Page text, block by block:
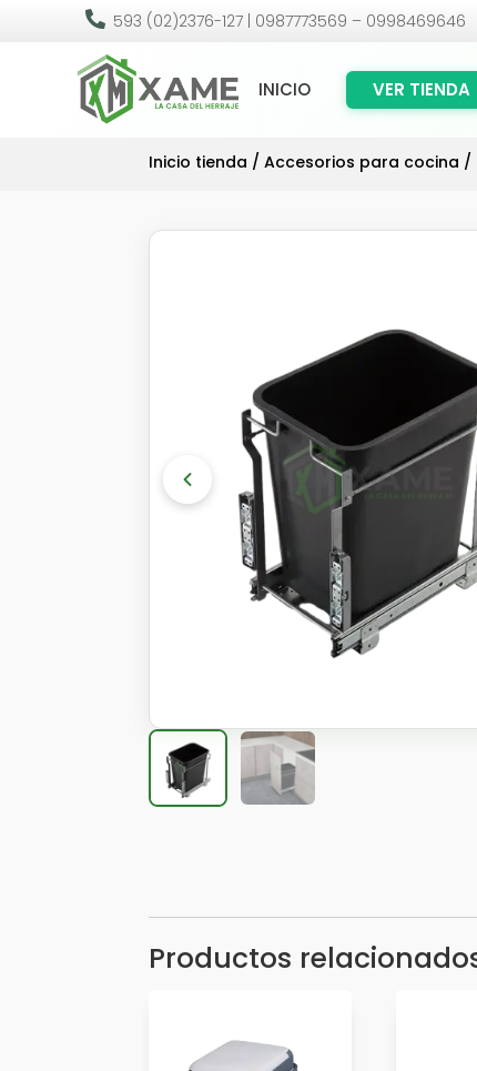
 593 (02)2376-127 | 0987773569 – 0998469646
INICIO VER TIENDA
Inicio tienda /Accesorios para cocina /
Productos